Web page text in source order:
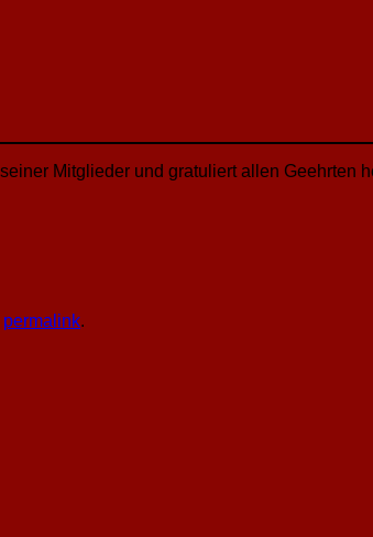
Mitglieder und gratuliert allen Geehrten
permalink.